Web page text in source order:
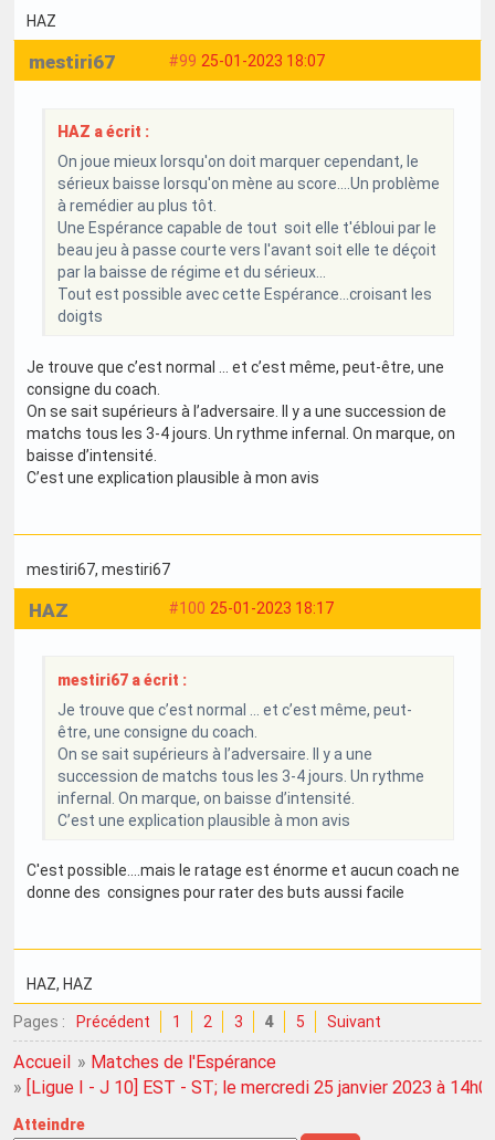
HAZ
#99 25-01-2023 18:07
mestiri67
HAZ a écrit :
On joue mieux lorsqu'on doit marquer cependant, le
sérieux baisse lorsqu'on mène au score....Un problème
à remédier au plus tôt.
Une Espérance capable de tout soit elle t'ébloui par le
beau jeu à passe courte vers l'avant soit elle te déçoit
par la baisse de régime et du sérieux...
Tout est possible avec cette Espérance...croisant les
doigts
Je trouve que c’est normal … et c’est même, peut-être, une
consigne du coach.
On se sait supérieurs à l’adversaire. Il y a une succession de
matchs tous les 3-4 jours. Un rythme infernal. On marque, on
baisse d’intensité.
C’est une explication plausible à mon avis
mestiri67, mestiri67
#100 25-01-2023 18:17
HAZ
mestiri67 a écrit :
Je trouve que c’est normal … et c’est même, peut-
être, une consigne du coach.
On se sait supérieurs à l’adversaire. Il y a une
succession de matchs tous les 3-4 jours. Un rythme
infernal. On marque, on baisse d’intensité.
C’est une explication plausible à mon avis
C'est possible....mais le ratage est énorme et aucun coach ne
donne des consignes pour rater des buts aussi facile
HAZ, HAZ
Pages : Précédent 1 2 3 4 5 Suivant
Accueil » Matches de l'Espérance
»
[Ligue I - J 10] EST - ST; le mercredi 25 janvier 2023 à
Atteindre